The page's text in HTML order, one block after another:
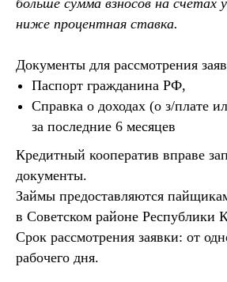
больше сумма взносов на
ниже процентная ставка.
Документы для рассмотрения
Паспорт гражданина РФ,
Справка о доходах (о з/плате
за последние 6 месяцев
Кредитный кооператив вправе
документы.
Займы предоставляются
в Советском районе Республики
Срок рассмотрения заявки: от
рабочего дня.